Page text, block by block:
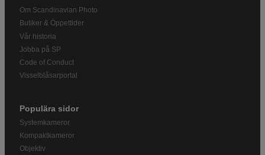
Om Scandinavian Photo
Butiker & Öppettider
Vår historia
Jobba på SP
Code of Conduct
Visselblåsarportal
Populära sidor
Systemkameror
Kompaktkameror
Objektiv